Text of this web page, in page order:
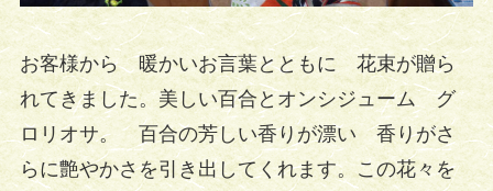
お客様から 暖かいお言葉とともに 花束が贈ら
れてきました。美しい百合とオンシジューム グ
ロリオサ。 百合の芳しい香りが漂い 香りがさ
らに艶やかさを引き出してくれます。この花々を